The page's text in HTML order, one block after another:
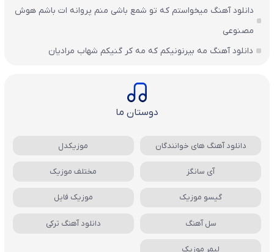
دانلود آهنگ میخواستم که تو شمع باشی منم پروانه ات باشم هوش
مصنوعی
دانلود آهنگ مه بیرنونیکم که مه کر گنیکم شهاب مرادیان
دوستان ما
دانلود آهنگ های خوانندگان موزیکدل
آی سانگز مختلف موزیک
گیسو موزیک موزیک فایل
سل آهنگ دانلود آهنگ ترکی
لیمر موزیک